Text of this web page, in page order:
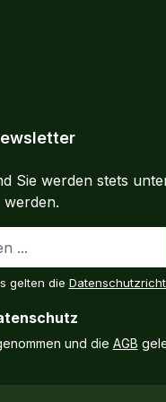
Sie werden stets
werden.
gelten die
und die AGB